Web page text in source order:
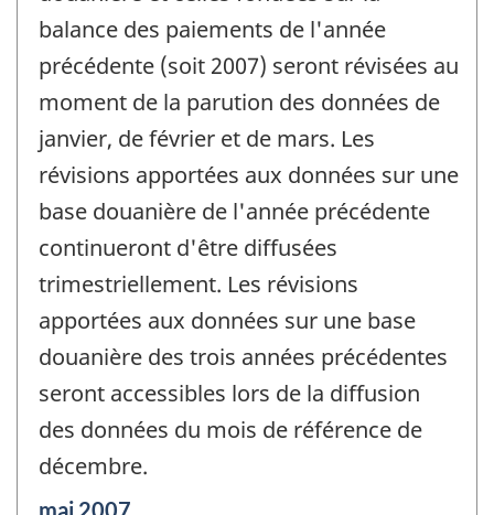
balance des paiements de l'année
précédente (soit 2007) seront révisées au
moment de la parution des données de
janvier, de février et de mars. Les
révisions apportées aux données sur une
base douanière de l'année précédente
continueront d'être diffusées
trimestriellement. Les révisions
apportées aux données sur une base
douanière des trois années précédentes
seront accessibles lors de la diffusion
des données du mois de référence de
décembre.
Période
mai 2007